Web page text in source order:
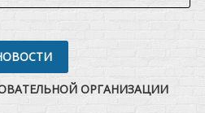
ОРГАНИЗАЦИИ